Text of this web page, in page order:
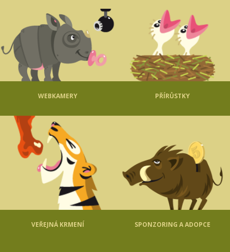
WEBKAMERY PŘÍRŮSTKY
VEŘEJNÁ KRMENÍ SPONZORING A ADOPCE